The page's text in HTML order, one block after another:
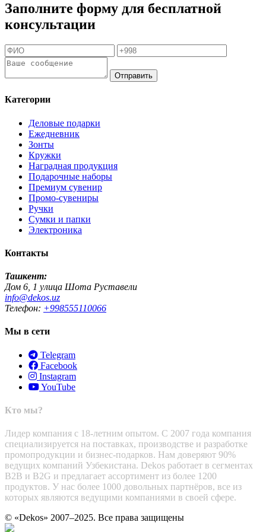
Заполните форму для бесплатной
консультации
Отправить
Категории
Деловые подарки
Ежедневник
Зонты
Кружки
Наградная продукция
Подарочные наборы
Премиум сувенир
Промо-сувениры
Ручки
Сумки и папки
Электроника
Контакты
Ташкент:
Дом 6, 1 улица Шота Руставели
info@dekos.uz
Телефон: +998555110066
Мы в сети
Telegram
Facebook
Instagram
YouTube
Кто мы?
Лидер компания с 18-летним опытом. С 2007 года компания
специализируется на поставках, производстве и разработке
промопродукции и бизнес-подарков. Нам доверяют 90%
ведущих компаний Узбекистана. Dekos работает в сегментах
B2B и B2G и предлагает ассортимент из более 1200
продуктов. У нас более 1000 довольных партнёров, все из
которых являются ведущими компаниями в своей сфере.
© «Dekos» 2007–2025. Все права защищены